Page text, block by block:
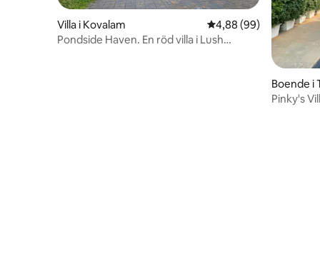
Villa i Kovalam 4,88 av 5 i
4,88 (99)
Pondside Haven. En röd villa i Lush
Boende i
m
Pinky's